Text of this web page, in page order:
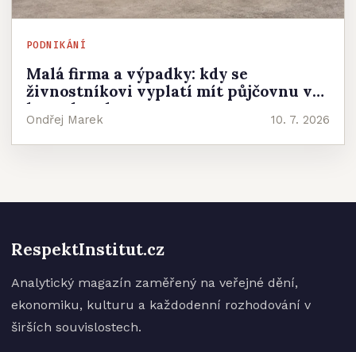
PODNIKÁNÍ
Malá firma a výpadky: kdy se
živnostníkovi vyplatí mít půjčovnu v
kontaktech
Ondřej Marek 10. 7. 2026
RespektInstitut.cz
Analytický magazín zaměřený na veřejné dění,
ekonomiku, kulturu a každodenní rozhodování v
širších souvislostech.